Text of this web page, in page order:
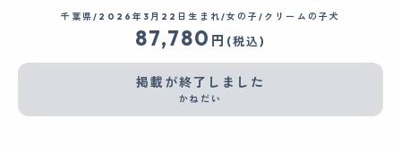
千葉県/2026年3月22日生まれ/女の子/クリームの子犬
87,780 円 (税込)
掲載が終了しました
かねだい